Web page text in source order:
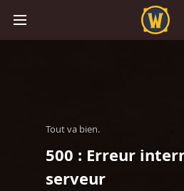
Tout va bien.
500 : Erreur
serveur